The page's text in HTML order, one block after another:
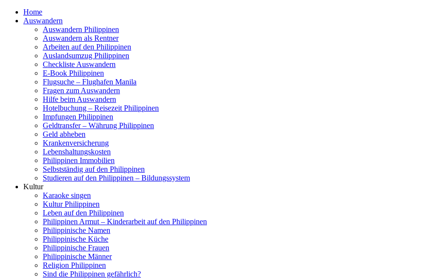
Home
Auswandern
Auswandern Philippinen
Auswandern als Rentner
Arbeiten auf den Philippinen
Auslandsumzug Philippinen
Checkliste Auswandern
E-Book Philippinen
Flugsuche – Flughafen Manila
Fragen zum Auswandern
Hilfe beim Auswandern
Hotelbuchung – Reisezeit Philippinen
Impfungen Philippinen
Geldtransfer – Währung Philippinen
Geld abheben
Krankenversicherung
Lebenshaltungskosten
Philippinen Immobilien
Selbstständig auf den Philippinen
Studieren auf den Philippinen – Bildungssystem
Kultur
Karaoke singen
Kultur Philippinen
Leben auf den Philippinen
Philippinen Armut – Kinderarbeit auf den Philippinen
Philippinische Namen
Philippinische Küche
Philippinische Frauen
Philippinische Männer
Religion Philippinen
Sind die Philippinen gefährlich?